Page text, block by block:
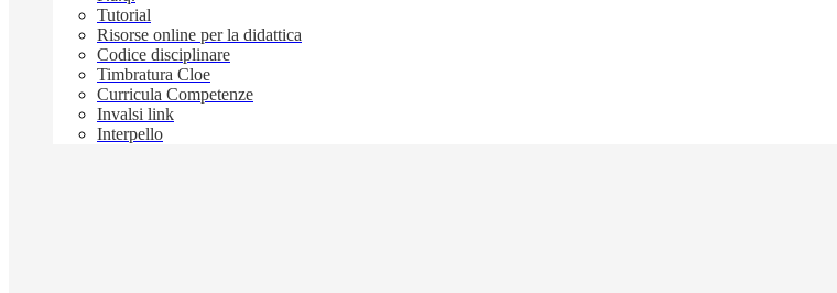
Tutorial
Risorse online per la didattica
Codice disciplinare
Timbratura Cloe
Curricula Competenze
Invalsi link
Interpello